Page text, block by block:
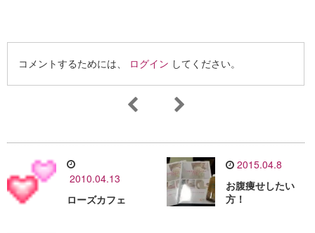
コメントするためには、 ログイン してください。
2010.04.13
ローズカフェ
2015.04.8
お腹痩せしたい
方！